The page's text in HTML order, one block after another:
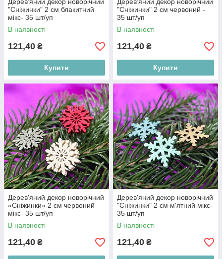
"Сніжинки" 2 см блакитний
мікс- 35 шт/уп
В наявності
121,40 ₴
Купити
"Сніжинки" 2 см червоний -
35 шт/уп
В наявності
121,40 ₴
Купити
Дерев'яний декор новорічний
«Сніжинки» 2 см червоний
мікс- 35 шт/уп
В наявності
121,40 ₴
Дерев'яний декор новорічний
"Сніжинки" 2 см м'ятний мікс-
35 шт/уп
В наявності
121,40 ₴